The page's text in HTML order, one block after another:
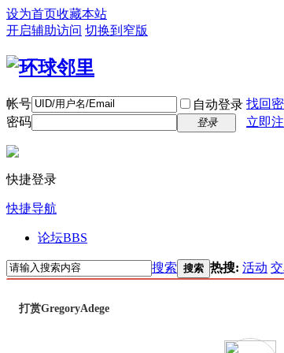
设为首页收藏本站
开启辅助访问 切换到窄版
帐号 自动登录 找回
密码
登录 立即
快捷登录
快捷导航
论坛BBS
搜索 搜索 热搜: 活动
打赏GregoryAdege